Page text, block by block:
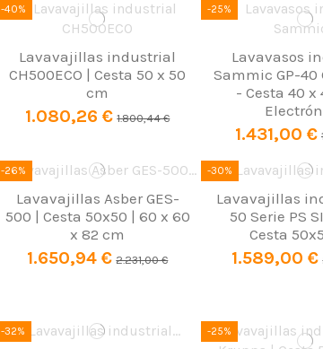
-40%
Lavavajillas industrial
CH500ECO | Cesta 50 x 50
cm
1.080,26 € 1.800,44 €
-25%
Lavavasos
Sammic GP-40
- Cesta 40 x
1.431,00 €
-26%
Lavavajillas Asber GES-
500 | Cesta 50x50 | 60 x 60
x 82 cm
1.650,94 € 2.231,00 €
-30%
Lavavajillas
50 Serie PS
Cesta
1.589,00 €
-32% -25%